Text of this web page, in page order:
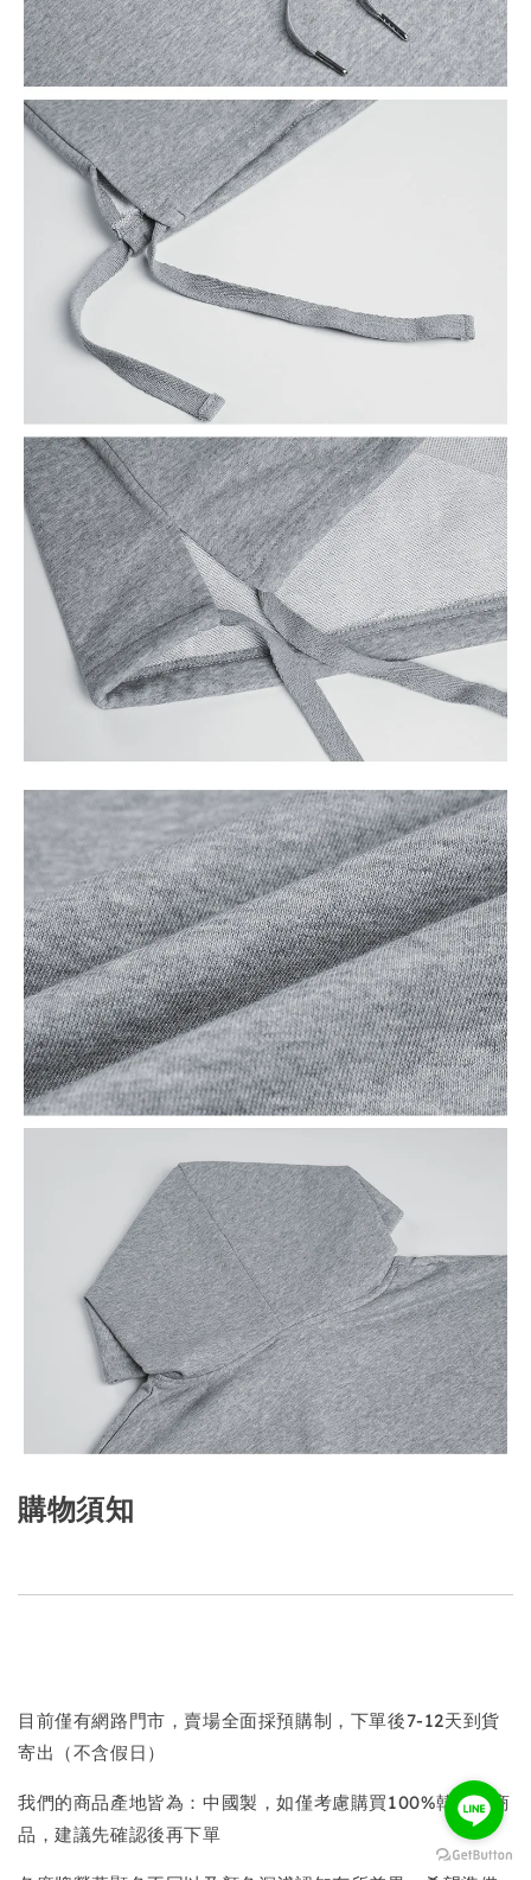
購物須知
目前僅有網路門市，賣場全面採預購制，下單後7-12天到貨
寄出（不含假日）
我們的商品產地皆為：中國製，如僅考慮購買100%韓國製商
品，建議先確認後再下單